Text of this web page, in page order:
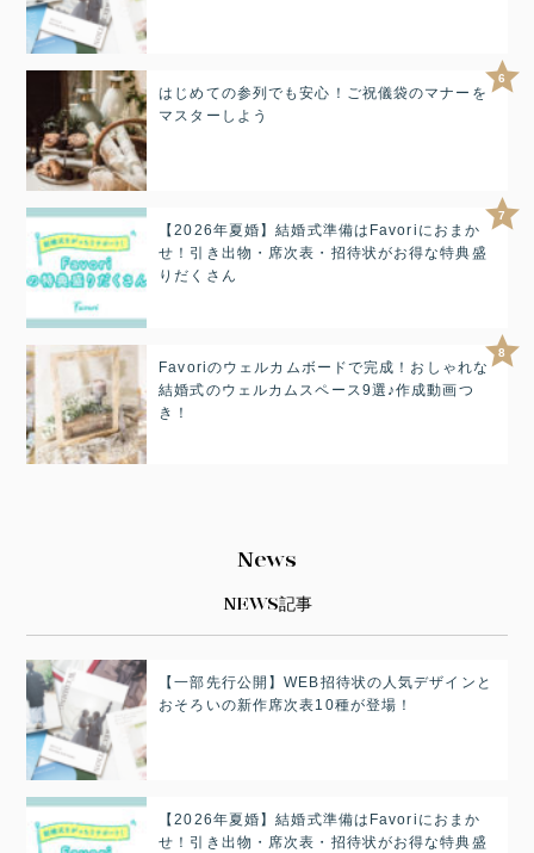
6
はじめての参列でも安心！ご祝儀袋のマナーを
マスターしよう
7
【2026年夏婚】結婚式準備はFavoriにおまか
せ！引き出物・席次表・招待状がお得な特典盛
りだくさん
8
Favoriのウェルカムボードで完成！おしゃれな
結婚式のウェルカムスペース9選♪作成動画つ
き！
News
NEWS記事
【一部先行公開】WEB招待状の人気デザインと
おそろいの新作席次表10種が登場！
【2026年夏婚】結婚式準備はFavoriにおまか
せ！引き出物・席次表・招待状がお得な特典盛